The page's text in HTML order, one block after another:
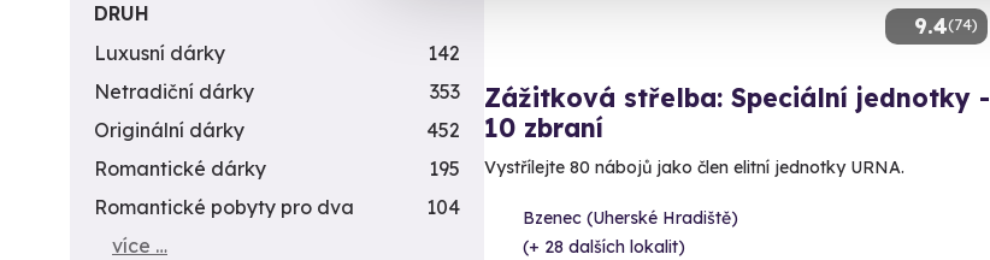
9.4(74)
Zážitková střelba: Speciální jednotky -
10 zbraní
Vystřílejte 80 nábojů jako člen elitní jednotky URNA.
Bzenec (Uherské Hradiště)
(+ 28 dalších lokalit)
DRUH
Luxusní dárky
142
Netradiční dárky
353
Originální dárky
452
Romantické dárky
195
Romantické pobyty pro dva
104
více …